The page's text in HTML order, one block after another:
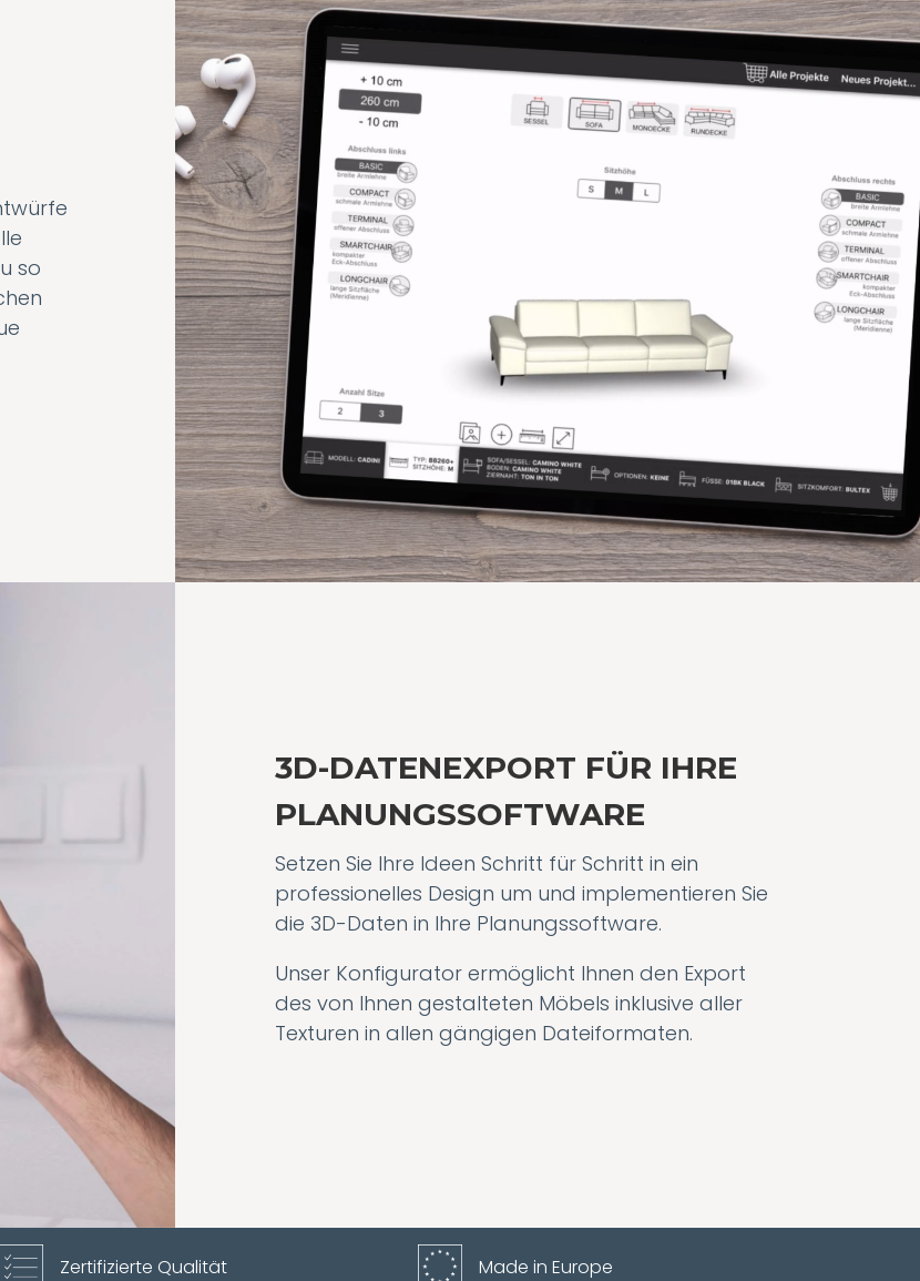
Player
so
3D-DATENEXPORT FÜR IHRE
PLANUNGSSOFTWARE
Setzen Sie Ihre Ideen Schritt für Schritt in ein
professionelles Design um und implementieren Sie
die 3D-Daten in Ihre Planungssoftware.
Unser Konfigurator ermöglicht Ihnen den Export
des von Ihnen gestalteten Möbels inklusive aller
Texturen in allen gängigen Dateiformaten.
Zertifizierte Qualität Made in Europe